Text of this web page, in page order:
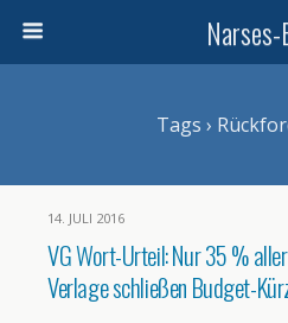
Tags ›
14. JULI 2016
VG Wort-Urteil: Nur 35 %
Verlage schließen Budget-